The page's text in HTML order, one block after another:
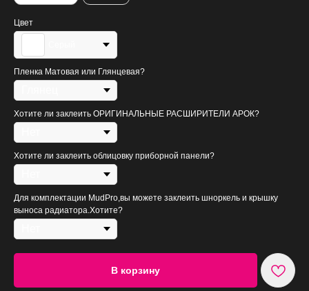
Цвет
Пленка Матовая или Глянцевая?
Хотите ли заклеить ОРИГИНАЛЬНЫЕ РАСШИРИТЕЛИ АРОК?
Хотите ли заклеить облицовку приборной панели?
Для комплектации MudPro,вы можете заклеить шноркель и крышку
выноса радиатора.Хотите?
В корзину